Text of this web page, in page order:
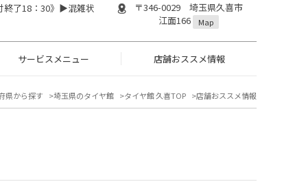
終了18：30》▶︎混雑状
〒346-0029 埼玉県久喜市
江面166
Map
サービスメニュー 店舗おススメ情報
県から探す 埼玉県のタイヤ館 タイヤ館 久喜TOP 店舗おススメ情報